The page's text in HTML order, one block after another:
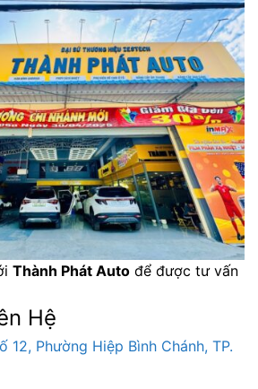
Thành Phát Auto để được tư vấn
Hệ
12, Phường Hiệp Bình Chánh, TP.